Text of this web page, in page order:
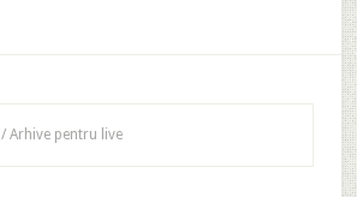
/Arhive pentru live